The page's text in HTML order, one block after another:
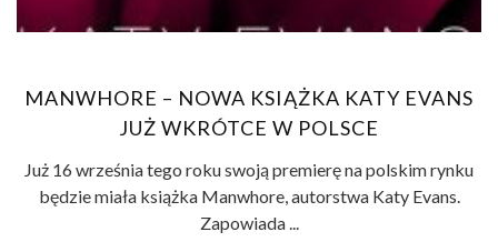
MANWHORE – NOWA KSIĄŻKA KATY EVANS
JUŻ WKRÓTCE W POLSCE
Już 16 września tego roku swoją premierę na polskim rynku
będzie miała książka Manwhore, autorstwa Katy Evans.
Zapowiada ...